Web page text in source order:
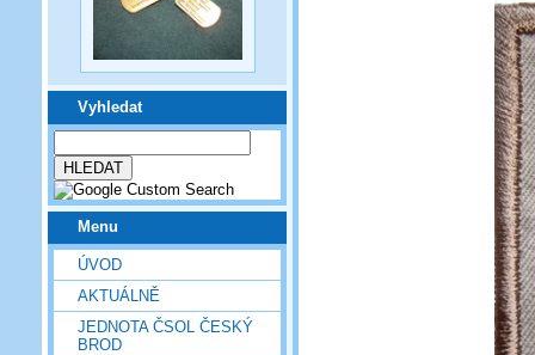
Vyhledat
Menu
ÚVOD
AKTUÁLNĚ
JEDNOTA ČSOL ČESKÝ
BROD